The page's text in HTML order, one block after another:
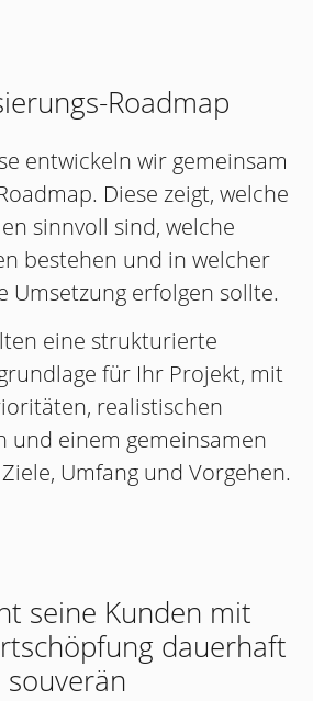
Roadmap
entwickeln wir gemeinsam
Diese zeigt, welche
sinnvoll sind, welche
bestehen und in welcher
Umsetzung erfolgen sollte.
eine strukturierte
für Ihr Projekt, mit
realistischen
und einem gemeinsamen
Umfang und Vorgehen.
seine Kunden mit
dauerhaft
souverän